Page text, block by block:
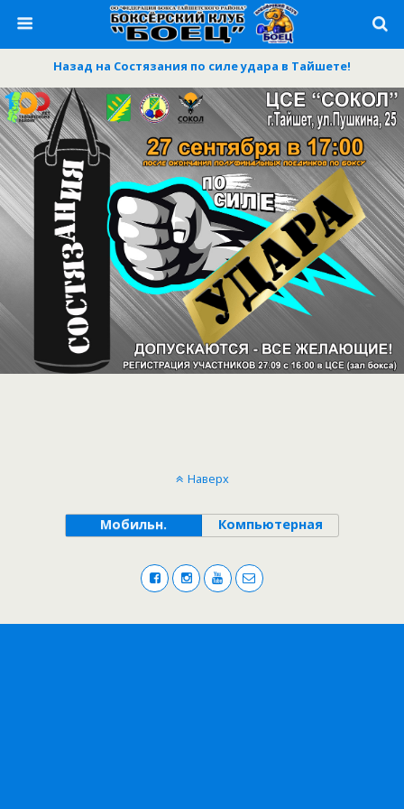
Назад на Состязания по силе удара в Тайшете!
Наверх
Мобильн. Компьютерная